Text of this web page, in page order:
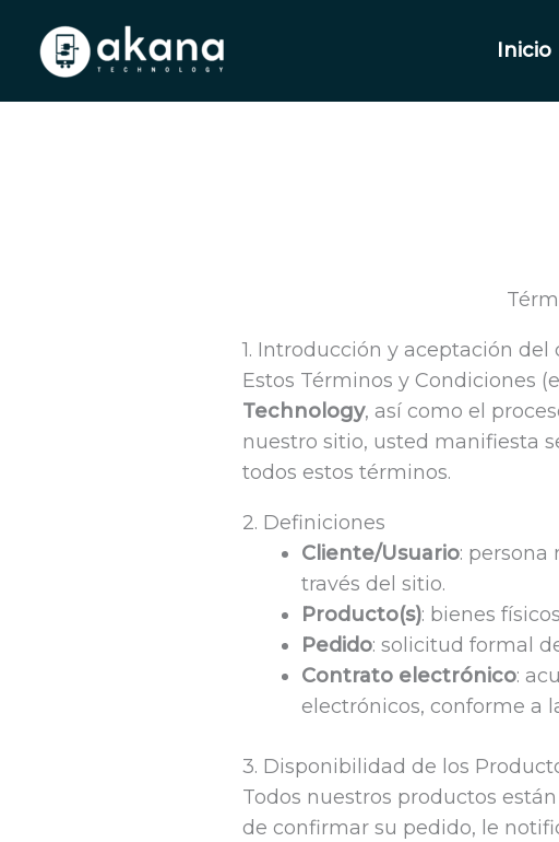
contenido
Inicio
1. Introducción y aceptación del
Estos Términos y Condiciones
Technology, así como el
nuestro sitio, usted manifiesta
todos estos términos.
2. Definiciones
Cliente/Usuario: persona
través del sitio.
Producto(s): bienes
Pedido: solicitud formal
Contrato electrónico:
electrónicos, conforme a
3. Disponibilidad de los
Todos nuestros productos
de confirmar su pedido, le